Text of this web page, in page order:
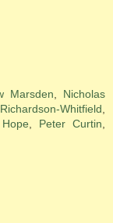
Marsden
Nicholas
Whitfield
Peter Curtin